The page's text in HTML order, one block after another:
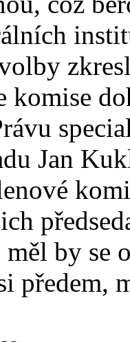
komise
Jan
by se
předem,